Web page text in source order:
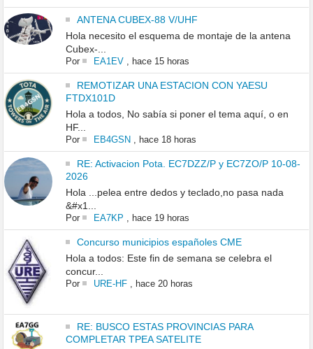
ANTENA CUBEX-88 V/UHF
Hola necesito el esquema de montaje de la antena
Cubex-...
Por EA1EV, hace 15 horas
REMOTIZAR UNA ESTACION CON YAESU
FTDX101D
Hola a todos, No sabía si poner el tema aquí, o en
HF...
Por EB4GSN, hace 18 horas
RE: Activacion Pota. EC7DZZ/P y EC7ZO/P 10-08-
2026
Hola ...pelea entre dedos y teclado,no pasa nada
&#x1...
Por EA7KP hace 19 horas
Concurso municipios españoles CME
Hola a todos: Este fin de semana se celebra el
concur...
Por URE-HF, hace 20 horas
RE: BUSCO ESTAS PROVINCIAS PARA
COMPLETAR TPEA SATELITE